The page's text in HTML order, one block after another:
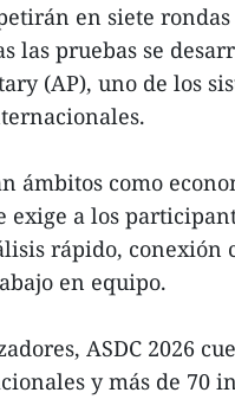
en siete
las pruebas se
(AP), uno de los
ámbitos como
exige a los
rápido, conexión
en equipo.
ASDC 2026
y más de 70